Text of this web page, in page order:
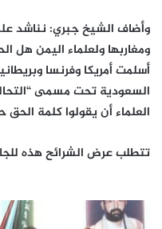
وأضاف الشيخ جبري: نناشد
ومغاربها ولعلماء اليمن
أسلمت أمريكا وفرنسا
السعودية تحت مسمى
العلماء أن يقولوا كلمة
تتطلب عرض الشرائح هذه